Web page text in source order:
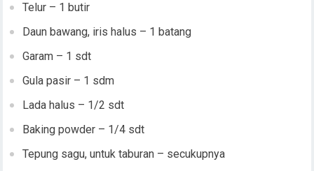
Telur – 1 butir
Daun bawang, iris halus – 1 batang
Garam – 1 sdt
Gula pasir – 1 sdm
Lada halus – 1/2 sdt
Baking powder – 1/4 sdt
Tepung sagu, untuk taburan – secukupnya